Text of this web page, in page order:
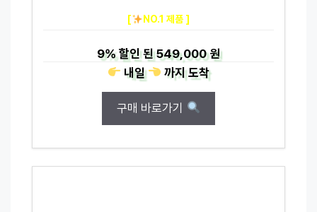
[ NO.1 제품 ]
9%할인 된549,000 원
내일
까지도착
구매 바로가기